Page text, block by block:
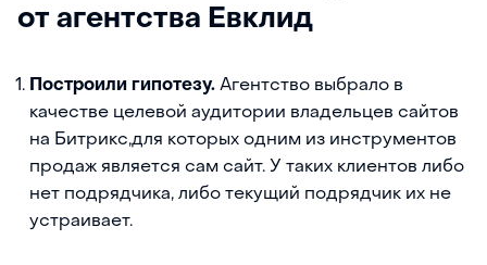
от агентства Евклид
Построили гипотезу. Агентство выбрало в
качестве целевой аудитории владельцев сайтов
на Битрикс,для которых одним из инструментов
продаж является сам сайт. У таких клиентов либо
нет подрядчика, либо текущий подрядчик их не
устраивает.